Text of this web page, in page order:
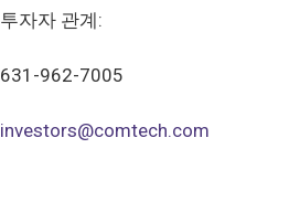
투자자 관계:
631-962-7005
investors@comtech.com